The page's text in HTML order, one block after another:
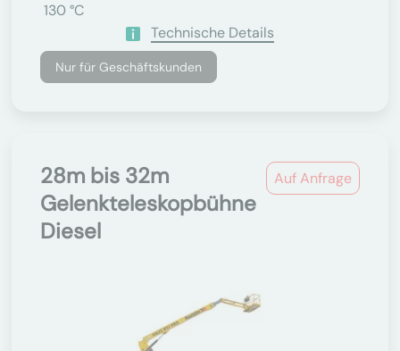
130 °C
Technische Details
Nur für Geschäftskunden
Auf Anfrage
28m bis 32m
Gelenkteleskopbühne
Diesel